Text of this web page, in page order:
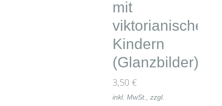
mit
viktorianischen
Kindern
(Glanzbilder)
3,50 €
inkl. MwSt., zzgl.